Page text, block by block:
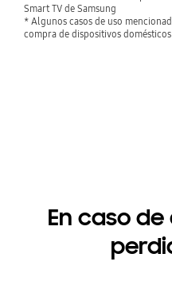
Smart TV de Samsung
* Algunos casos de uso
compra de dispositivos
En caso